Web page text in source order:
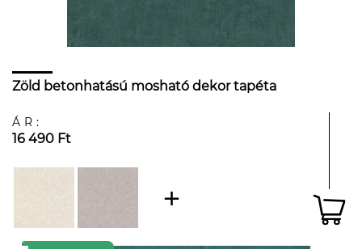
Zöld betonhatású mosható dekor tapéta
ÁR:
16 490 Ft